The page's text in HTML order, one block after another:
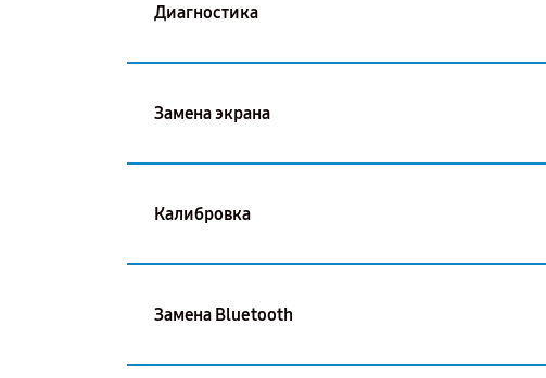
Диагностика
Замена экрана
Калибровка
Замена Bluetooth